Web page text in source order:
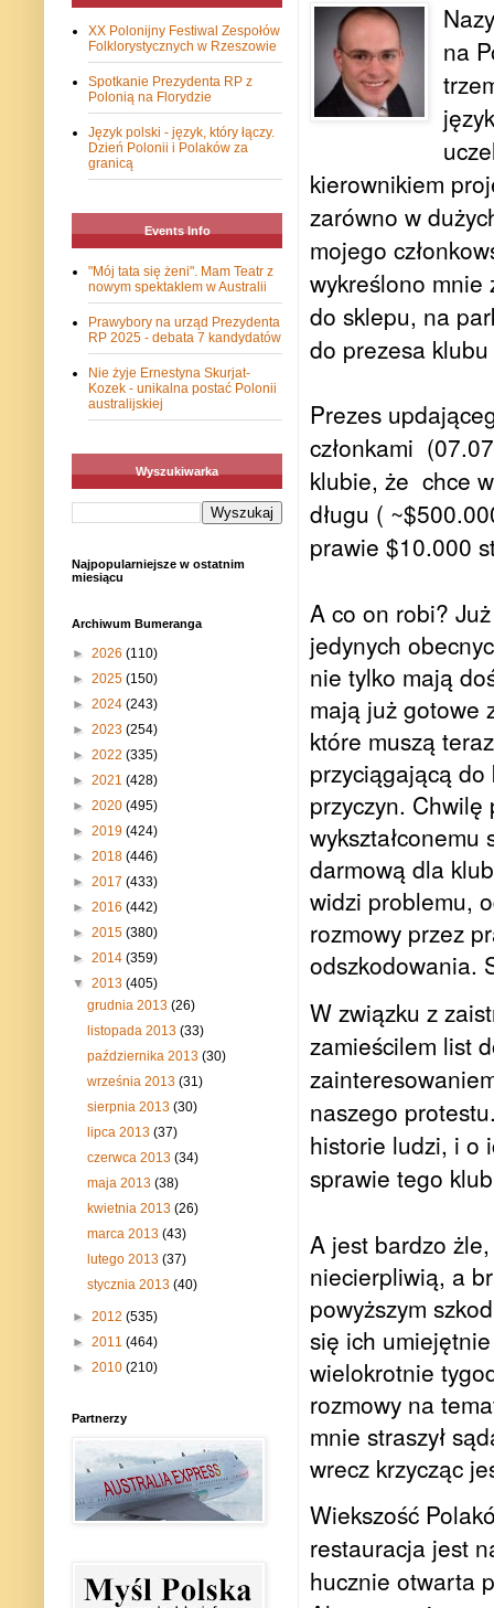
na
kierownikiem
zarówno w
mojego
wykreślono mnie
do sklepu, na
do prezesa
Prezes
członkami
klubie, że chce
długu (
prawie $10.000
A co on robi?
jedynych
nie tylko mają
mają już gotowe
które muszą
przyciągającą
przyczyn. Chwilę
darmową dla
widzi problemu,
rozmowy przez
odszkodowania.
W związku z
zamieścilem list
naszego
historie ludzi, i o
sprawie tego
A jest bardzo
niecierpliwią, a
powyższym
się ich
wielokrotnie
rozmowy na
mnie straszył
wrecz krzycząc
Wiekszość
restauracja jest
hucznie otwarta
XX Polonijny Festiwal Zespołów
Folklorystycznych w Rzeszowie
Spotkanie Prezydenta RP z
Polonią na Florydzie
Język polski - język, który łączy.
Dzień Polonii i Polaków za
granicą
Events Info
"Mój tata się żeni". Mam Teatr z
nowym spektaklem w Australii
Prawybory na urząd Prezydenta
RP 2025 - debata 7 kandydatów
Nie żyje Ernestyna Skurjat-
Kozek - unikalna postać Polonii
australijskiej
Wyszukiwarka
Najpopularniejsze w ostatnim
miesiącu
Archiwum Bumeranga
► 2026 (110)
► 2025 (150)
► 2024 (243)
► 2023 (254)
► 2022 (335)
► 2021 (428)
► 2020 (495)
► 2019 (424)
► 2018 (446)
► 2017 (433)
► 2016 (442)
► 2015 (380)
► 2014 (359)
▼ 2013 (405)
grudnia 2013(26)
listopada 2013(33)
października 2013(30)
września 2013(31)
sierpnia 2013(30)
lipca 2013(37)
czerwca 2013(34)
maja 2013(38)
kwietnia 2013(26)
marca 2013(43)
lutego 2013(37)
stycznia 2013(40)
► 2012 (535)
► 2011 (464)
► 2010 (210)
Partnerzy